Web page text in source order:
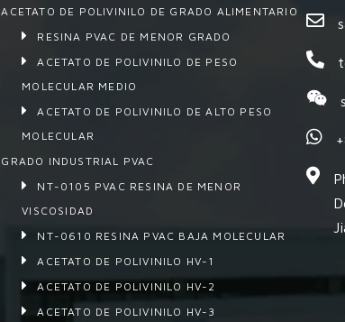
ACETATO DE POLIVINILO DE GRADO ALIMENTARIO
RESINA PVAC DE MENOR GRADO
ACETATO DE POLIVINILO DE PESO
MOLECULAR MEDIO
ACETATO DE POLIVINILO DE ALTO PESO
MOLECULAR
GRADO INDUSTRIAL PVAC
NT-0105 PVAC RESINA DE MENOR
VISCOSIDAD
NT-0610 RESINA PVAC BAJA MOLECULAR
ACETATO DE POLIVINILO HV-1
ACETATO DE POLIVINILO HV-2
ACETATO DE POLIVINILO HV-3